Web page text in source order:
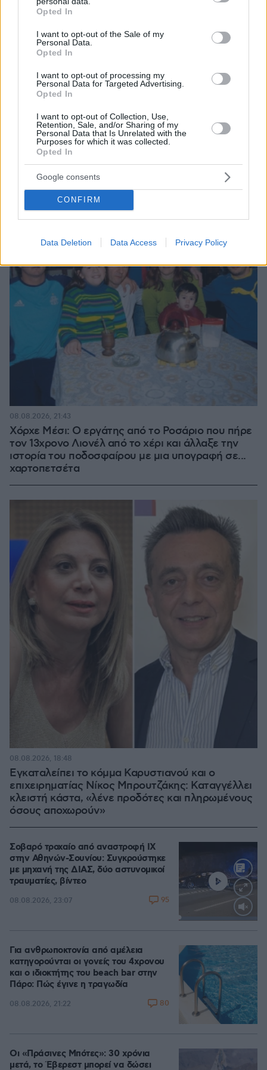
grant or deny consent to Google and its third-party tags to
use your data for below specified purposes in below Google
consent section.
Opted In
I want to opt-out of the Sale of my
Personal Data.
Opted In
I want to opt-out of processing my
Personal Data for Targeted Advertising.
Opted In
I want to opt-out of Collection, Use,
Retention, Sale, and/or Sharing of my
Personal Data that Is Unrelated with the
Purposes for which it was collected.
Opted In
Google consents
CONFIRM
Data Deletion Data Access Privacy Policy
Μυστήριο 3.500 ετών στη Σαντορίνη: Ο 15χρονος
που δεν πρόλαβε να ξεφύγει από το τσουνάμι
μπορεί ν' αλλάξει τη χρονολογία της μεγάλης
έκρηξης
08.08.2026, 18:08
Χόρχε Μέσι: Ο εργάτης από το Ροσάριο που πήρε
τον 13χρονο Λιονέλ από το χέρι και άλλαξε την
ιστορία του ποδοσφαίρου με μια υπογραφή σε...
χαρτοπετσέτα
08.08.2026, 21:43
Εγκαταλείπει το κόμμα Καρυστιανού και ο
επιχειρηματίας Νίκος Μπρουτζάκης: Καταγγέλλει
κλειστή κάστα, «λένε προδότες και πληρωμένους
όσους αποχωρούν»
08.08.2026, 18:48
Σοβαρό τροχαίο από αναστροφή ΙΧ
στην Αθηνών-Σουνίου: Συγκρούστηκε
με μηχανή της ΔΙΑΣ, δύο αστυνομικοί
τραυματίες, βίντεο
08.08.2026, 23:07 95
Για ανθρωποκτονία από αμέλεια
κατηγορούνται οι γονείς του 4χρονου
και ο ιδιοκτήτης του beach bar στην
Πάρο: Πώς έγινε η τραγωδία
08.08.2026, 21:22 80
Οι «Πράσινες Μπότες»: 30 χρόνια
μετά, το Έβερεστ μπορεί να δώσει